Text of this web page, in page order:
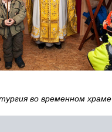
во временном храме